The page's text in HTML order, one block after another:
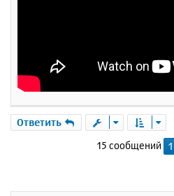
Ответить
15 сообщений 1